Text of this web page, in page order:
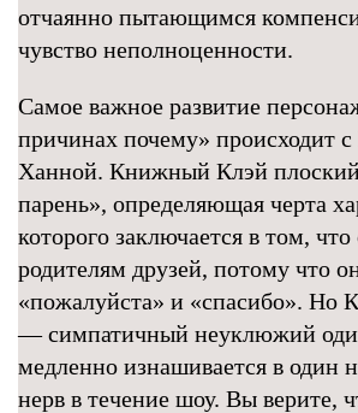
отчаянно пытающимся
чувство неполноценности.
Самое важное развитие
причинах почему» происходит
Ханной. Книжный Клэй
парень», определяющая черта
которого заключается в том,
родителям друзей, потому что
«пожалуйста» и «спасибо». Но
— симпатичный неуклюжий
медленно изнашивается в один
нерв в течение шоу. Вы верите,